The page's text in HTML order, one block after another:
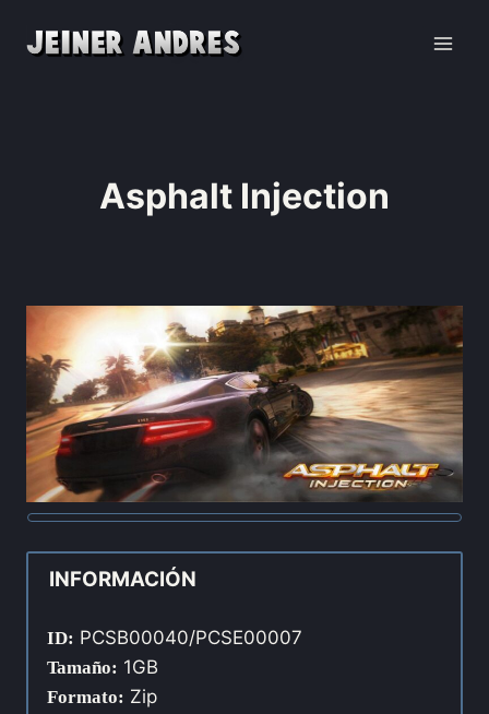
Asphalt Injection
INFORMACIÓN
ID: PCSB00040/PCSE00007
Tamaño: 1GB
Formato: Zip